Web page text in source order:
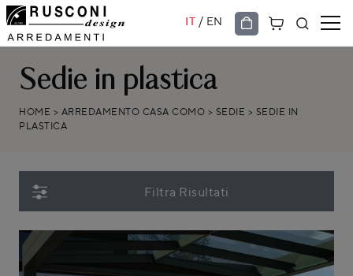
IT / EN
Sedie in plastica
HOME > ARREDAMENTO CASA COMO > SEDIE > SEDIE IN
PLASTICA
Filtra Risultati